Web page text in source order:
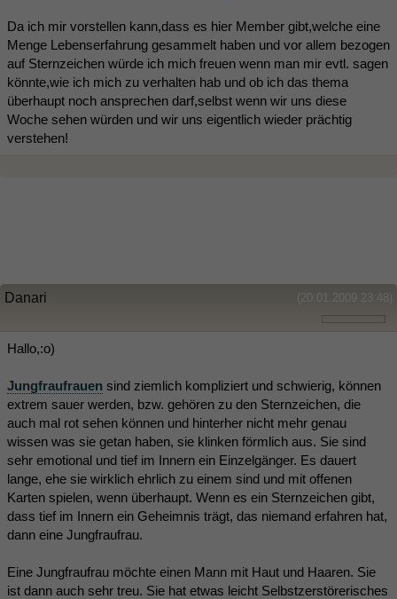
Da ich mir vorstellen kann,dass es hier Member gibt,welche eine
Menge Lebenserfahrung gesammelt haben und vor allem bezogen
auf Sternzeichen würde ich mich freuen wenn man mir evtl. sagen
könnte,wie ich mich zu verhalten hab und ob ich das thema
überhaupt noch ansprechen darf,selbst wenn wir uns diese
Woche sehen würden und wir uns eigentlich wieder prächtig
verstehen!
(20.01.2009 23:48)
Danari
Hallo,:o)
Jungfraufrauen sind ziemlich kompliziert und schwierig, können
extrem sauer werden, bzw. gehören zu den Sternzeichen, die
auch mal rot sehen können und hinterher nicht mehr genau
wissen was sie getan haben, sie klinken förmlich aus. Sie sind
sehr emotional und tief im Innern ein Einzelgänger. Es dauert
lange, ehe sie wirklich ehrlich zu einem sind und mit offenen
Karten spielen, wenn überhaupt. Wenn es ein Sternzeichen gibt,
dass tief im Innern ein Geheimnis trägt, das niemand erfahren hat,
dann eine Jungfraufrau.
Eine Jungfraufrau möchte einen Mann mit Haut und Haaren. Sie
ist dann auch sehr treu. Sie hat etwas leicht Selbstzerstörerisches